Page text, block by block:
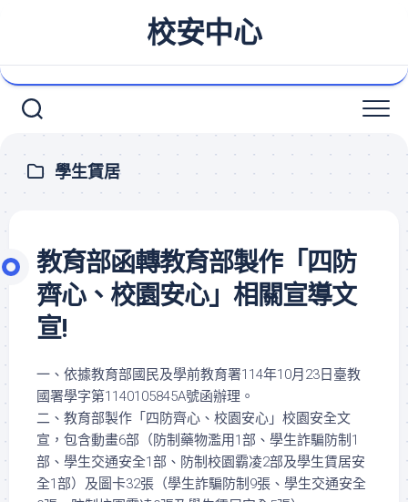
校安中心
學生賃居
教育部函轉教育部製作「四防
齊心、校園安心」相關宣導文
宣!
一、依據教育部國民及學前教育署114年10月23日臺教
國署學字第1140105845A號函辦理。
二、教育部製作「四防齊心、校園安心」校園安全文
宣，包含動畫6部（防制藥物濫用1部、學生詐騙防制1
部、學生交通安全1部、防制校園霸凌2部及學生賃居安
全1部）及圖卡32張（學生詐騙防制9張、學生交通安全